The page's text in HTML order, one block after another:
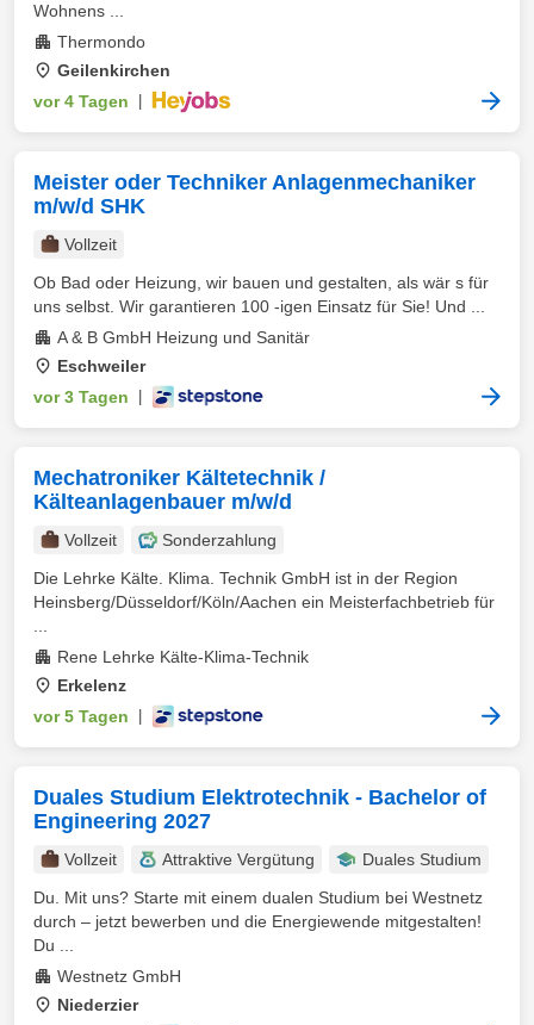
Wohnens ...
Thermondo
Geilenkirchen
vor 4 Tagen
Meister oder Techniker Anlagenmechaniker
m/w/d SHK
Vollzeit
Ob Bad oder Heizung, wir bauen und gestalten, als wär s für
uns selbst. Wir garantieren 100 -igen Einsatz für Sie! Und ...
A & B GmbH Heizung und Sanitär
Eschweiler
vor 3 Tagen
Mechatroniker Kältetechnik /
Kälteanlagenbauer m/w/d
Vollzeit
Sonderzahlung
Die Lehrke Kälte. Klima. Technik GmbH ist in der Region
Heinsberg/Düsseldorf/Köln/Aachen ein Meisterfachbetrieb für
Rene Lehrke Kälte-Klima-Technik
Erkelenz
vor 5 Tagen
Duales Studium Elektrotechnik - Bachelor of
Engineering 2027
Vollzeit Attraktive Vergütung
Duales Studium
Du. Mit uns? Starte mit einem dualen Studium bei Westnetz
durch – jetzt bewerben und die Energiewende mitgestalten!
Du ...
Westnetz GmbH
Niederzier